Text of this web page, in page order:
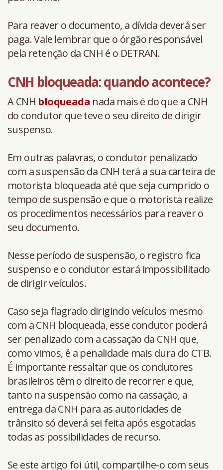
Para reaver o documento, a dívida deverá ser
paga. Vale lembrar que o órgão responsável
pela retenção da CNH é o DETRAN.
CNH bloqueada: quando acontece?
A CNH bloqueada nada mais é do que a CNH
do condutor que teve o seu direito de dirigir
suspenso.
Em outras palavras, o condutor penalizado
com a suspensão da CNH terá a sua carteira de
motorista bloqueada até que seja cumprido o
tempo de suspensão e que o motorista realize
os procedimentos necessários para reaver o
seu documento.
Nesse período de suspensão, o registro fica
suspenso e o condutor estará impossibilitado
de dirigir veículos.
Caso seja flagrado dirigindo veículos mesmo
com a CNH bloqueada, esse condutor poderá
ser penalizado com a cassação da CNH que,
como vimos, é a penalidade mais dura do CTB.
É importante ressaltar que os condutores
brasileiros têm o direito de recorrer e que,
tanto na suspensão como na cassação, a
entrega da CNH para as autoridades de
trânsito só deverá sei feita após esgotadas
todas as possibilidades de recurso.
Se este artigo foi útil, compartilhe-o com seus